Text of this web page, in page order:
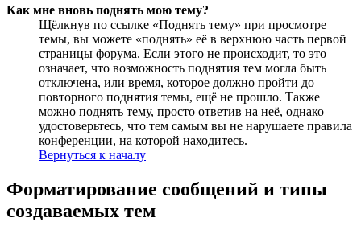
Как мне вновь поднять мою тему?
Щёлкнув по ссылке «Поднять тему» при просмотре
темы, вы можете «поднять» её в верхнюю часть первой
страницы форума. Если этого не происходит, то это
означает, что возможность поднятия тем могла быть
отключена, или время, которое должно пройти до
повторного поднятия темы, ещё не прошло. Также
можно поднять тему, просто ответив на неё, однако
удостоверьтесь, что тем самым вы не нарушаете правила
конференции, на которой находитесь.
Вернуться к началу
Форматирование сообщений и типы
создаваемых тем